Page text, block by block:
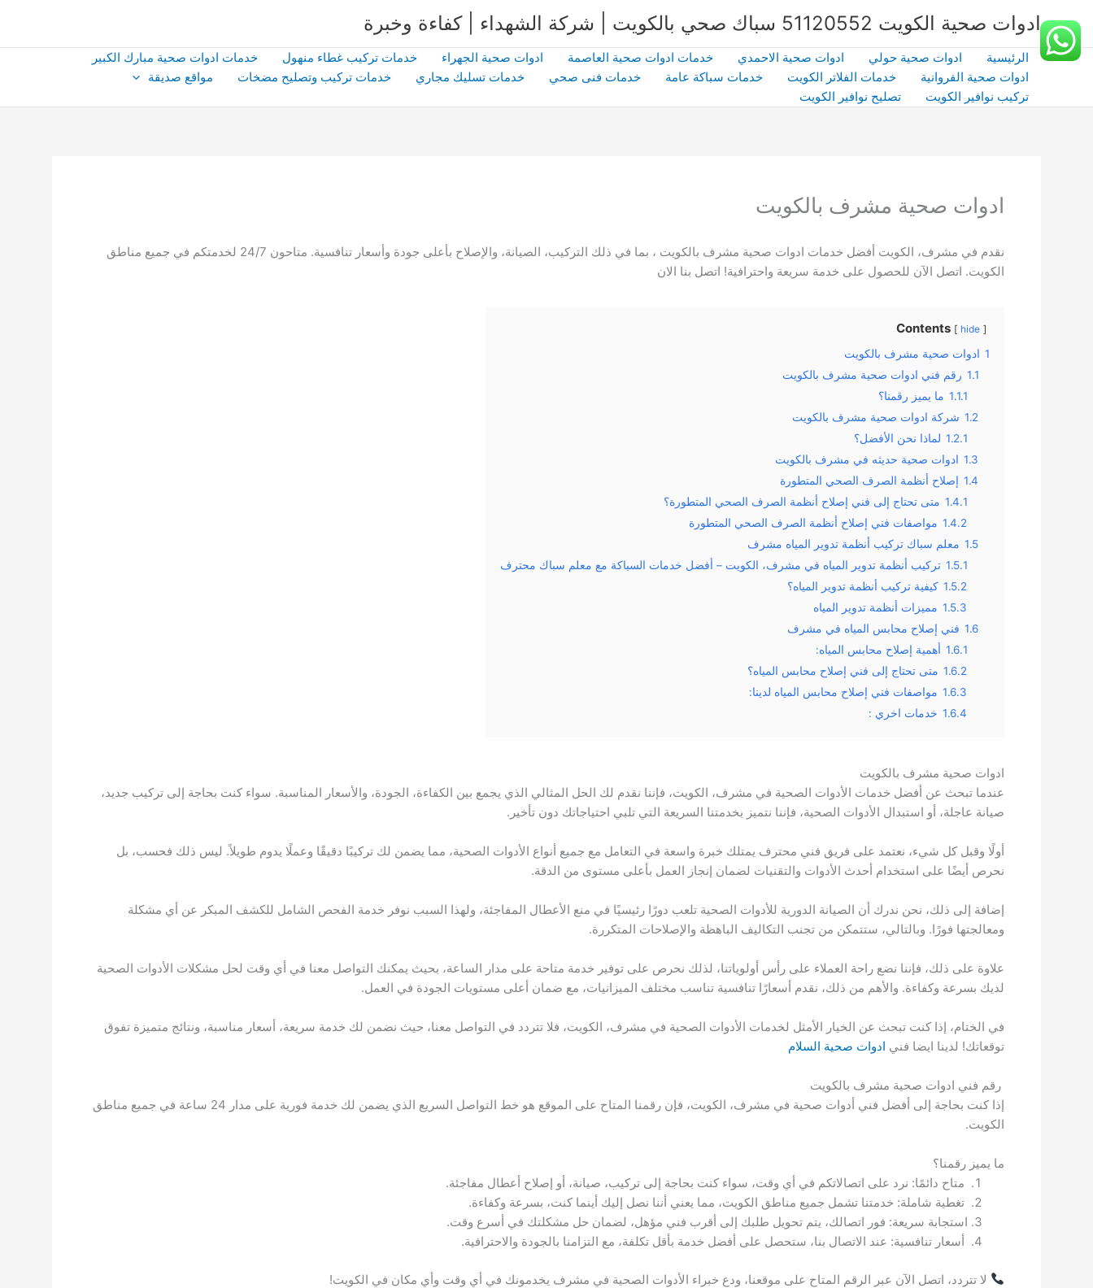
إلى
المحتوى
ادوات صحية الكويت 51120552 سباك صحي بالكويت | شركة الشهداء | كفاءة وخبرة
الرئيسية ادوات صحية حولي ادوات صحية الاحمدي خدمات ادوات صحية العاصمة ادوات صحية الجهراء خدمات تركيب غطاء منهول
خدمات ادوات صحية مبارك الكبير
ادوات صحية الفروانية
خدمات الفلاتر الكويت خدمات سباكة عامة خدمات فنى صحي خدمات تسليك مجاري خدمات تركيب وتصليح مضخات
مواقع صديقة
تركيب نوافير الكويت
تصليح نوافير الكويت
ادوات صحية مشرف بالكويت
نقدم في مشرف، الكويت أفضل خدمات ادوات صحية مشرف بالكويت ، بما في ذلك التركيب، الصيانة، والإصلاح بأعلى جودة وأسعار تنافسية. متاحون 24/7 لخدمتكم في جميع مناطق
الكويت. اتصل الآن للحصول على خدمة سريعة واحترافية! اتصل بنا الان
Contents hide
1 ادوات صحية مشرف بالكويت
1.1 رقم فني ادوات صحية مشرف بالكويت
1.1.1 ما يميز رقمنا؟
1.2 شركة ادوات صحية مشرف بالكويت
1.2.1 لماذا نحن الأفضل؟
1.3 ادوات صحية حديثه في مشرف بالكويت
1.4 إصلاح أنظمة الصرف الصحي المتطورة
1.4.1 متى تحتاج إلى فني إصلاح أنظمة الصرف الصحي المتطورة؟
1.4.2 مواصفات فني إصلاح أنظمة الصرف الصحي المتطورة
1.5 معلم سباك تركيب أنظمة تدوير المياه مشرف
1.5.1 تركيب أنظمة تدوير المياه في مشرف، الكويت – أفضل خدمات السباكة مع معلم سباك محترف
1.5.2 كيفية تركيب أنظمة تدوير المياه؟
1.5.3 مميزات أنظمة تدوير المياه
1.6 فني إصلاح محابس المياه في مشرف
1.6.1 أهمية إصلاح محابس المياه:
1.6.2 متى تحتاج إلى فني إصلاح محابس المياه؟
1.6.3 مواصفات فني إصلاح محابس المياه لدينا:
1.6.4 خدمات اخري :
ادوات صحية مشرف بالكويت
عندما تبحث عن أفضل خدمات الأدوات الصحية في مشرف، الكويت، فإننا نقدم لك الحل المثالي الذي يجمع بين الكفاءة، الجودة، والأسعار المناسبة. سواء كنت بحاجة إلى تركيب جديد،
صيانة عاجلة، أو استبدال الأدوات الصحية، فإننا نتميز بخدمتنا السريعة التي تلبي احتياجاتك دون تأخير.
أولًا وقبل كل شيء، نعتمد على فريق فني محترف يمتلك خبرة واسعة في التعامل مع جميع أنواع الأدوات الصحية، مما يضمن لك تركيبًا دقيقًا وعملًا يدوم طويلاً. ليس ذلك فحسب، بل
نحرص أيضًا على استخدام أحدث الأدوات والتقنيات لضمان إنجاز العمل بأعلى مستوى من الدقة.
إضافة إلى ذلك، نحن ندرك أن الصيانة الدورية للأدوات الصحية تلعب دورًا رئيسيًا في منع الأعطال المفاجئة، ولهذا السبب نوفر خدمة الفحص الشامل للكشف المبكر عن أي مشكلة
ومعالجتها فورًا. وبالتالي، ستتمكن من تجنب التكاليف الباهظة والإصلاحات المتكررة.
علاوة على ذلك، فإننا نضع راحة العملاء على رأس أولوياتنا، لذلك نحرص على توفير خدمة متاحة على مدار الساعة، بحيث يمكنك التواصل معنا في أي وقت لحل مشكلات الأدوات الصحية
لديك بسرعة وكفاءة. والأهم من ذلك، نقدم أسعارًا تنافسية تناسب مختلف الميزانيات، مع ضمان أعلى مستويات الجودة في العمل.
في الختام، إذا كنت تبحث عن الخيار الأمثل لخدمات الأدوات الصحية في مشرف، الكويت، فلا تتردد في التواصل معنا، حيث نضمن لك خدمة سريعة، أسعار مناسبة، ونتائج متميزة تفوق
توقعاتك! لدينا ايضا فني ادوات صحية السلام
رقم فني ادوات صحية مشرف بالكويت
إذا كنت بحاجة إلى أفضل فني أدوات صحية في مشرف، الكويت، فإن رقمنا المتاح على الموقع هو خط التواصل السريع الذي يضمن لك خدمة فورية على مدار 24 ساعة في جميع مناطق
الكويت.
ما يميز رقمنا؟
متاح دائمًا: نرد على اتصالاتكم في أي وقت، سواء كنت بحاجة إلى تركيب، صيانة، أو إصلاح أعطال مفاجئة.
تغطية شاملة: خدمتنا تشمل جميع مناطق الكويت، مما يعني أننا نصل إليك أينما كنت، بسرعة وكفاءة.
استجابة سريعة: فور اتصالك، يتم تحويل طلبك إلى أقرب فني مؤهل، لضمان حل مشكلتك في أسرع وقت.
أسعار تنافسية: عند الاتصال بنا، ستحصل على أفضل خدمة بأقل تكلفة، مع التزامنا بالجودة والاحترافية.
لا تتردد، اتصل الآن عبر الرقم المتاح على موقعنا، ودع خبراء الأدوات الصحية في مشرف يخدمونك في أي وقت وأي مكان في الكويت!